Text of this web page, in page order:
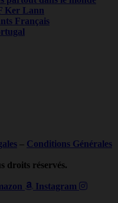
Ker Lann
Français
– Conditions Générales
droits réservés.
Instagram